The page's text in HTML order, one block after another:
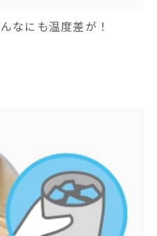
なにも温度差が！